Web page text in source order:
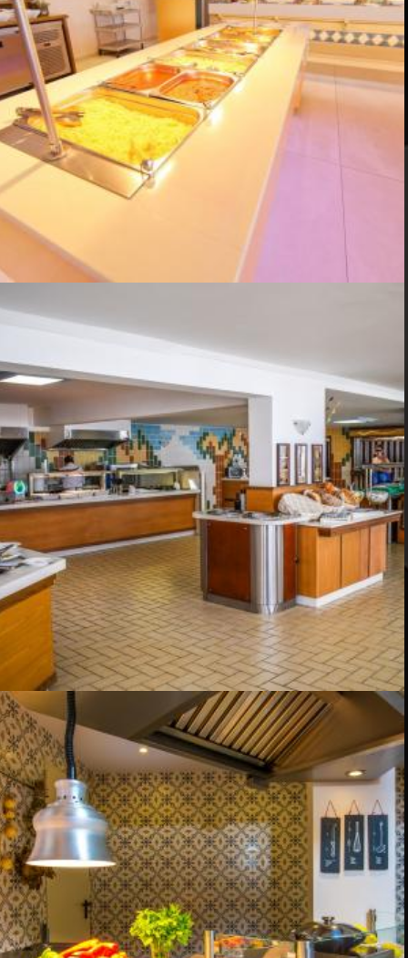
BALI-PARADISE-HOTEL
CRETA-STAR-HOTEL
IDEON-HOTEL-RETHYMNO